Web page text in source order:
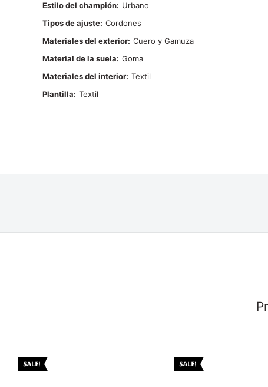
Estilo del champión
Urbano
Tipos de ajuste Cordones
Materiales del exterior Cuero y Gamuza
Material de la suela
Goma
Materiales del interior Textil
Plantilla
Textil